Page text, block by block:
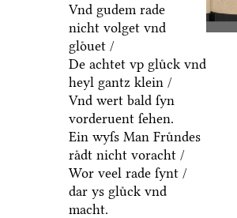
Vnd gudem rade
nicht volget vnd
gloͤuet /
De achtet vp gluͤck vnd
heyl gantz klein /
Vnd wert bald ſyn
vorderuent ſehen.
Ein wyſs Man Fruͤndes
raͤdt nicht voracht /
Wor veel rade ſynt /
dar ys gluͤck vnd
macht.